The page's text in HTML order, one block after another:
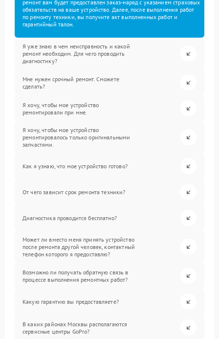
ремонт вам будет предоставлен заказ-наряд с указанием страховых
обязательств на ваше устройство. Далее, после выполнения работ
по ремонту техники, вы получите акт выполненных работ и
гарантийный талон.
Я уже знаю в чем неисправность и какой
ремонт необходим. Для чего проводить
диагностику?
Мне нужен срочный ремонт. Сможете
сделать?
Я хочу, чтобы мое устройство
ремонтировали при мне.
Я хочу, чтобы мое устройство
ремонтировалось только оригинальными
запчастями.
Как я узнаю, что мое устройство готово?
От чего зависит срок ремонта техники?
Диагностика проводится бесплатно?
Может ли вместо меня принять устройство
после ремонта другой человек, контактный
телефон которого я предоставлю?
Возможно ли получать обратную связь в
процессе выполнения ремонтных работ?
Какую гарантию вы предоставляете?
В каких районах Москвы располагаются
сервисные центры GoPro?